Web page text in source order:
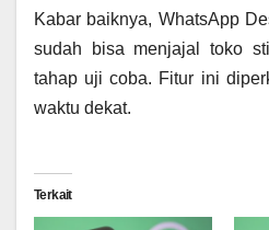
Kabar baiknya, WhatsApp
sudah bisa menjajal toko
tahap uji coba. Fitur ini
waktu dekat.
Terkait